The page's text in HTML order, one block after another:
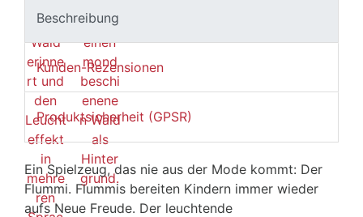
Beschreibung
Kunden-Rezensionen
Produktsicherheit (GPSR)
Ein Spielzeug, das nie aus der Mode kommt: Der
Flummi. Flummis bereiten Kindern immer wieder
aufs Neue Freude. Der leuchtende